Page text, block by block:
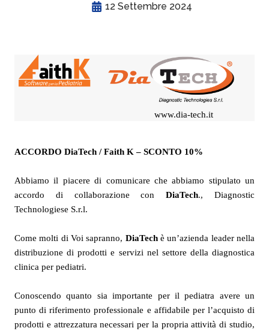
12 Settembre 2024
www.dia-tech.it
ACCORDO DiaTech / Faith K – SCONTO 10%
Abbiamo il piacere di comunicare che abbiamo stipulato un
accordo di collaborazione conDiaTech., Diagnostic
Technologiese S.r.l.
Come molti di Voi sapranno, DiaTechè un’azienda leader nella
distribuzione di prodotti e servizi nel settore della diagnostica
clinica per pediatri.
Conoscendo quanto sia importante per il pediatra avere un
punto di riferimento professionale e affidabile per l’acquisto di
prodotti e attrezzatura necessari per la propria attività di studio,